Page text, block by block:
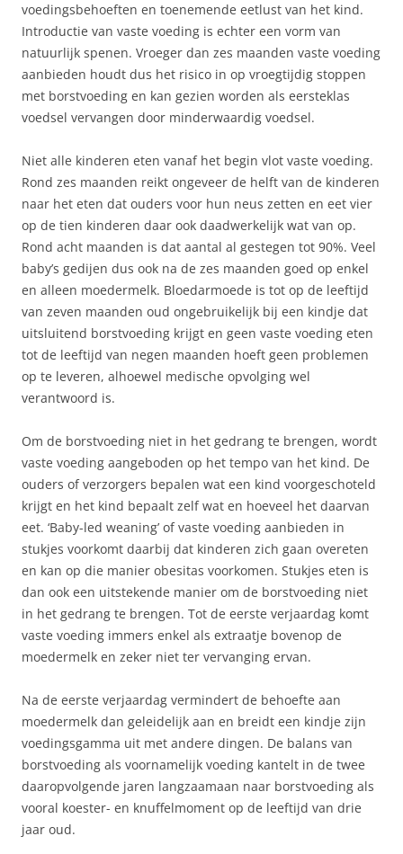
voedingsbehoeften en toenemende eetlust van het kind.
Introductie van vaste voeding is echter een vorm van
natuurlijk spenen. Vroeger dan zes maanden vaste voeding
aanbieden houdt dus het risico in op vroegtijdig stoppen
met borstvoeding en kan gezien worden als eersteklas
voedsel vervangen door minderwaardig voedsel.
Niet alle kinderen eten vanaf het begin vlot vaste voeding.
Rond zes maanden reikt ongeveer de helft van de kinderen
naar het eten dat ouders voor hun neus zetten en eet vier
op de tien kinderen daar ook daadwerkelijk wat van op.
Rond acht maanden is dat aantal al gestegen tot 90%. Veel
baby’s gedijen dus ook na de zes maanden goed op enkel
en alleen moedermelk. Bloedarmoede is tot op de leeftijd
van zeven maanden oud ongebruikelijk bij een kindje dat
uitsluitend borstvoeding krijgt en geen vaste voeding eten
tot de leeftijd van negen maanden hoeft geen problemen
op te leveren, alhoewel medische opvolging wel
verantwoord is.
Om de borstvoeding niet in het gedrang te brengen, wordt
vaste voeding aangeboden op het tempo van het kind. De
ouders of verzorgers bepalen wat een kind voorgeschoteld
krijgt en het kind bepaalt zelf wat en hoeveel het daarvan
eet. ‘Baby-led weaning’ of vaste voeding aanbieden in
stukjes voorkomt daarbij dat kinderen zich gaan overeten
en kan op die manier obesitas voorkomen. Stukjes eten is
dan ook een uitstekende manier om de borstvoeding niet
in het gedrang te brengen. Tot de eerste verjaardag komt
vaste voeding immers enkel als extraatje bovenop de
moedermelk en zeker niet ter vervanging ervan.
Na de eerste verjaardag vermindert de behoefte aan
moedermelk dan geleidelijk aan en breidt een kindje zijn
voedingsgamma uit met andere dingen. De balans van
borstvoeding als voornamelijk voeding kantelt in de twee
daaropvolgende jaren langzaamaan naar borstvoeding als
vooral koester- en knuffelmoment op de leeftijd van drie
jaar oud.